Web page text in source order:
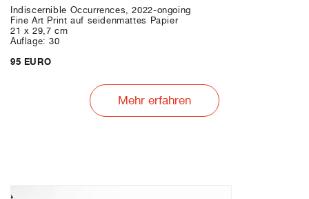
Indiscernible Occurrences, 2022-ongoing
Fine Art Print auf seidenmattes Papier
21 x 29,7 cm
Auflage: 30
95 EURO
Mehr erfahren